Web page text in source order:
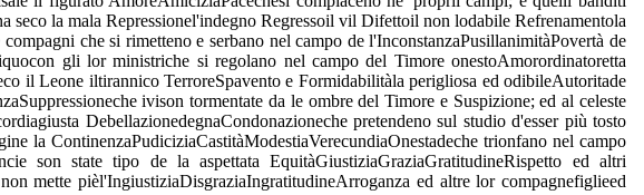
seco la mala Repressionel'indegno Regressoil vil Difettoil non lodabile Refrenamentola
che si rimetteno e serbano nel campo de l'InconstanzaPusillanimitàPovertà de
gli lor ministriche si regolano nel campo del Timore onestoAmorordinatoretta
il Leone iltirannico TerroreSpavento e Formidabilitàla perigliosa ed odibileAutoritade
ivison tormentate da le ombre del Timore e Suspizione; ed al celeste
DebellazionedegnaCondonazioneche pretendeno sul studio d'esser più tosto
la ContinenzaPudiciziaCastitàModestiaVerecundiaOnestadeche trionfano nel campo
son state tipo de la aspettata EquitàGiustiziaGraziaGratitudineRispetto ed altri
mette pièl'IngiustiziaDisgraziaIngratitudineArroganza ed altre lor compagnefiglieed